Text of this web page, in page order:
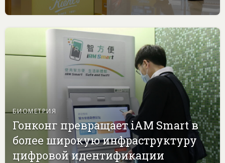
БИОМЕТРИЯ
Гонконг превращает iAM Smart в
более широкую инфраструктуру
цифровой идентификации